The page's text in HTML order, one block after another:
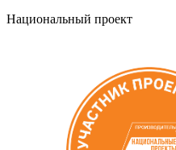
Национальный проект